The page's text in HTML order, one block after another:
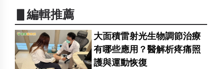
▋編輯推薦
大面積雷射光生物調節治療
有哪些應用？醫解析疼痛照
護與運動恢復